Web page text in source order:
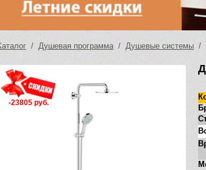
/ Душевая программа/ Душевые системы /
-23805 руб.